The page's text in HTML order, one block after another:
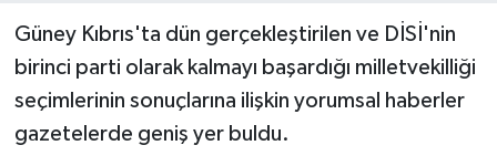
Güney Kıbrıs'ta dün gerçekleştirilen ve DİSİ'nin
birinci parti olarak kalmayı başardığı milletvekilliği
seçimlerinin sonuçlarına ilişkin yorumsal haberler
gazetelerde geniş yer buldu.